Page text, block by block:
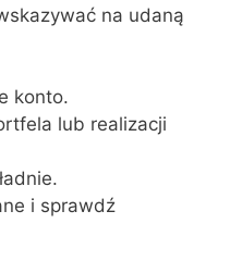
na udaną
konto.
lub realizacji
i sprawdź